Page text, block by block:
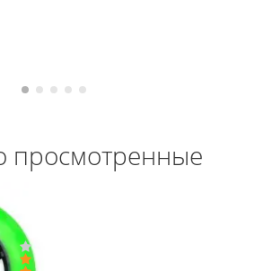
просмотренные